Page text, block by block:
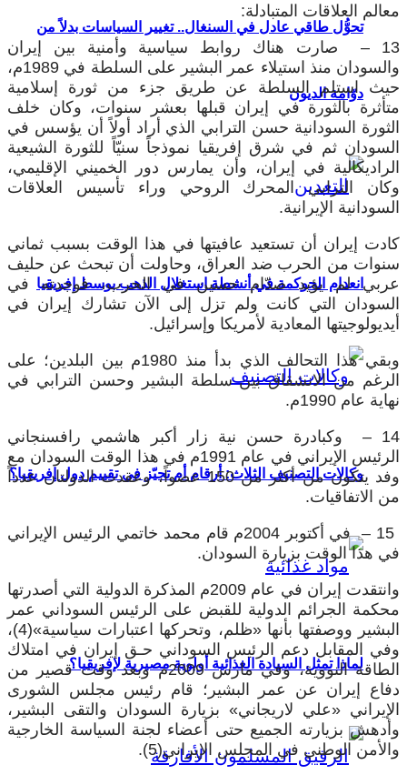
تحوُّل طاقي عادل في السنغال.. تغيير السياسات بدلاً من
دوّامة الديون
انعدام الحوكمة في أنشطة استغلال الذهب بوسط إفريقيا
وكالات التصنيف الثلاث: أرقام أم تحيّز في تقييم دول إفريقيا؟
لماذا تمثل السيادة الغذائية أولوية مصيرية لإفريقيا؟
معالم العلاقات المتبادلة:
13 – صارت هناك روابط سياسية وأمنية بين إيران
والسودان منذ استيلاء عمر البشير على السلطة في 1989م،
حيث استلم السلطة عن طريق جزء من ثورة إسلامية
متأثرة بالثورة في إيران قبلها بعشر سنوات، وكان خلف
الثورة السودانية حسن الترابي الذي أراد أولاً أن يؤسس في
السودان ثم في شرق إفريقيا نموذجاً سنيّاً للثورة الشيعية
الراديكالية في إيران، وأن يمارس دور الخميني الإقليمي،
وكان الترابي المحرك الروحي وراء تأسيس العلاقات
السودانية الإيرانية.
كادت إيران أن تستعيد عافيتها في هذا الوقت بسبب ثماني
سنوات من الحرب ضد العراق، وحاولت أن تبحث عن حليف
عربي لم يؤيد صدّام حسين في الحرب، فوجدته في
السودان التي كانت ولم تزل إلى الآن تشارك إيران في
أيديولوجيتها المعادية لأمريكا وإسرائيل.
وبقي هذا التحالف الذي بدأ منذ 1980م بين البلدين؛ على
الرغم من الانشقاق بين سلطة البشير وحسن الترابي في
نهاية عام 1990م.
14 – وكبادرة حسن نية زار أكبر هاشمي رافسنجاني
الرئيس الإيراني في عام 1991م في هذا الوقت السودان مع
وفد يتكون من أكثر من 150 عضواً، وعقدت الدولتان عدداً
من الاتفاقيات.
15 – في أكتوبر 2004م قام محمد خاتمي الرئيس الإيراني
في هذا الوقت بزيارة السودان.
وانتقدت إيران في عام 2009م المذكرة الدولية التي أصدرتها
محكمة الجرائم الدولية للقبض على الرئيس السوداني عمر
البشير ووصفتها بأنها «ظلم، وتحركها اعتبارات سياسية»(4)،
وفي المقابل دعم الرئيس السوداني حـق إيران في امتلاك
الطاقة النووية، وفي مارس 2009م وبعد وقت قصير من
دفاع إيران عن عمر البشير؛ قام رئيس مجلس الشورى
الإيراني «علي لاريجاني» بزيارة السودان والتقى البشير،
وأدهش بزيارته الجميع حتى أعضاء لجنة السياسة الخارجية
والأمن الوطني في المجلس الإيراني(5).